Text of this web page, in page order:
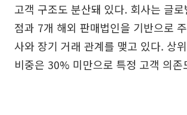
고객 구조도 분산돼 있다. 회사는 글
점과 7개 해외 판매법인을 기반으로
사와 장기 거래 관계를 맺고 있다. 상
비중은 30% 미만으로 특정 고객 의존